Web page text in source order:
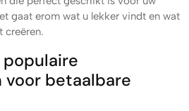
gaat erom wat u lekker vindt en wat
creëren.
populaire
betaalbare